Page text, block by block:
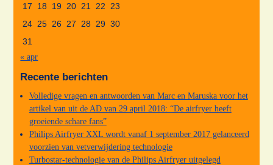
17
18 19 20 21 22
23
24 25 26 27 28 29 30
31
« apr
Recente berichten
Volledige vragen en antwoorden van Marc en Maruska voor het
artikel van uit de AD van 29 april 2018: “De airfryer heeft
groeiende schare fans”
Philips Airfryer XXL wordt vanaf 1 september 2017 gelanceerd
voorzien van vetverwijdering technologie
Turbostar-technologie van de Philips Airfryer uitgelegd